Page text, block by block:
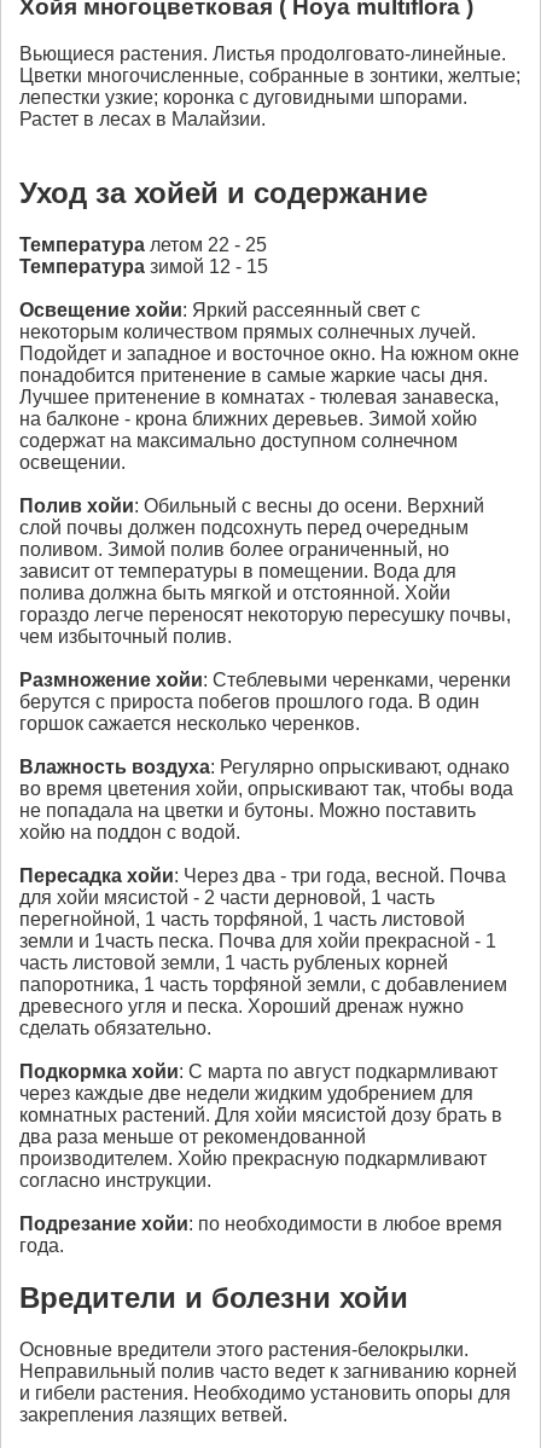
Хойя многоцветковая ( Hoya multiflora )
Вьющиеся растения. Листья продолговато-линейные.
Цветки многочисленные, собранные в зонтики, желтые;
лепестки узкие; коронка с дуговидными шпорами.
Растет в лесах в Малайзии.
Уход за хойей и содержание
Температура летом 22 - 25
Температура зимой 12 - 15
Освещение хойи: Яркий рассеянный свет с
некоторым количеством прямых солнечных лучей.
Подойдет и западное и восточное окно. На южном окне
понадобится притенение в самые жаркие часы дня.
Лучшее притенение в комнатах - тюлевая занавеска,
на балконе - крона ближних деревьев. Зимой хойю
содержат на максимально доступном солнечном
освещении.
Полив хойи: Обильный с весны до осени. Верхний
слой почвы должен подсохнуть перед очередным
поливом. Зимой полив более ограниченный, но
зависит от температуры в помещении. Вода для
полива должна быть мягкой и отстоянной. Хойи
гораздо легче переносят некоторую пересушку почвы,
чем избыточный полив.
Размножение хойи: Стеблевыми черенками, черенки
берутся с прироста побегов прошлого года. В один
горшок сажается несколько черенков.
Влажность воздуха: Регулярно опрыскивают, однако
во время цветения хойи, опрыскивают так, чтобы вода
не попадала на цветки и бутоны. Можно поставить
хойю на поддон с водой.
Пересадка хойи: Через два - три года, весной. Почва
для хойи мясистой - 2 части дерновой, 1 часть
перегнойной, 1 часть торфяной, 1 часть листовой
земли и 1часть песка. Почва для хойи прекрасной - 1
часть листовой земли, 1 часть рубленых корней
папоротника, 1 часть торфяной земли, с добавлением
древесного угля и песка. Хороший дренаж нужно
сделать обязательно.
Подкормка хойи: С марта по август подкармливают
через каждые две недели жидким удобрением для
комнатных растений. Для хойи мясистой дозу брать в
два раза меньше от рекомендованной
производителем. Хойю прекрасную подкармливают
согласно инструкции.
Подрезание хойи: по необходимости в любое время
года.
Вредители и болезни хойи
Основные вредители этого растения-белокрылки.
Неправильный полив часто ведет к загниванию корней
и гибели растения. Необходимо установить опоры для
закрепления лазящих ветвей.